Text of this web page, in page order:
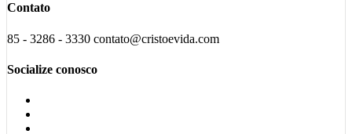
Contato
85 - 3286 - 3330 contato@cristoevida.com
Socialize conosco